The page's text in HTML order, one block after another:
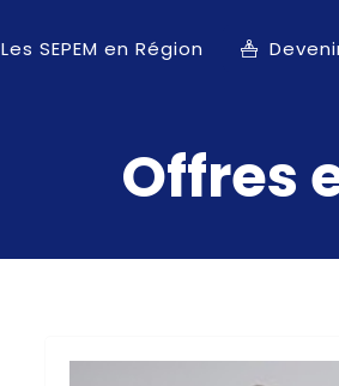
Les SEPEM en Région
Offres